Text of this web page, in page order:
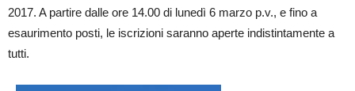
2017. A partire dalle ore 14.00 di lunedì 6 marzo p.v., e fino a
esaurimento posti, le iscrizioni saranno aperte indistintamente a
tutti.